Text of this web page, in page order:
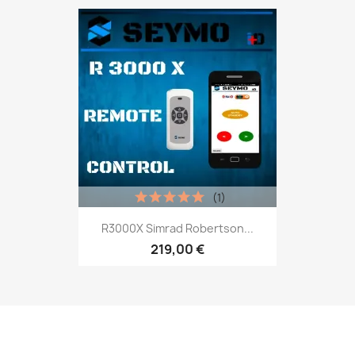
R3000X Simrad Robertson...
219,00 €
(1)